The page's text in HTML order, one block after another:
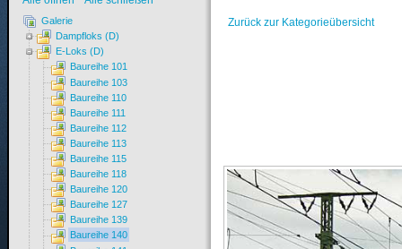
Zurück zur Kategorieübersicht
Galerie
Dampfloks (D)
E-Loks (D)
Baureihe 101
Baureihe 103
Baureihe 110
Baureihe 111
Baureihe 112
Baureihe 113
Baureihe 115
Baureihe 118
Baureihe 120
Baureihe 127
Baureihe 139
Baureihe 140